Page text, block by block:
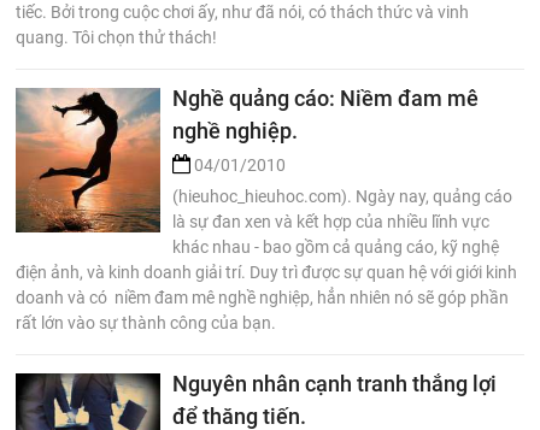
tiếc. Bởi trong cuộc chơi ấy, như đã nói, có thách thức và vinh
quang. Tôi chọn thử thách!
Nghề quảng cáo: Niềm đam mê
nghề nghiệp.
04/01/2010
(hieuhoc_hieuhoc.com). Ngày nay, quảng cáo
là sự đan xen và kết hợp của nhiều lĩnh vực
khác nhau - bao gồm cả quảng cáo, kỹ nghệ
điện ảnh, và kinh doanh giải trí. Duy trì được sự quan hệ với giới kinh
doanh và có niềm đam mê nghề nghiệp, hẳn nhiên nó sẽ góp phần
rất lớn vào sự thành công của bạn.
Nguyên nhân cạnh tranh thắng lợi
để thăng tiến.